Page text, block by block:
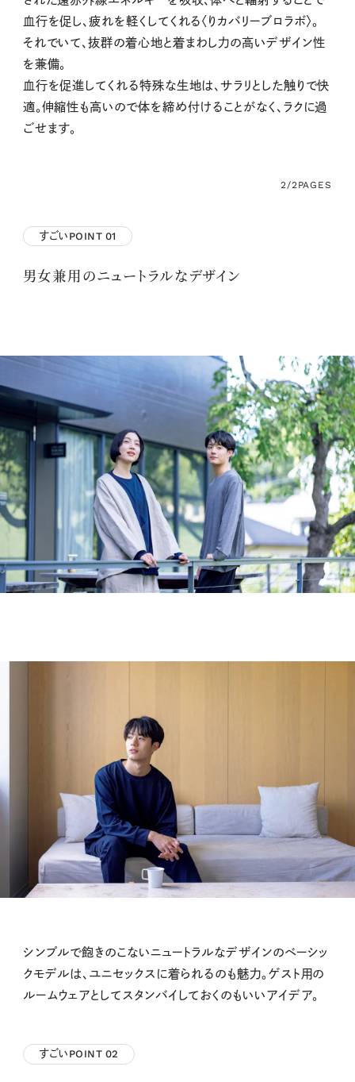
血行を促し、疲れを軽くしてくれる〈りカバリーブロラボ〉。
それでいて、抜群の着心地と着まわし力の高いデザイン性
を兼備。
血行を促進してくれる特殊な生地は、サラリとした触りで快
適。伸縮性も高いので体を締め付けることがなく、ラクに過
ごせます。
2/2PAGES
すごいPOINT 01
男女兼用のニュートラルなデザイン
シンプルで飽きのこないニュートラルなデザインのベーシッ
クモデルは、ユニセックスに着られるのも魅力。ゲスト用の
ルームウェアとしてスタンバイしておくのもいいアイデア。
すごいPOINT 02